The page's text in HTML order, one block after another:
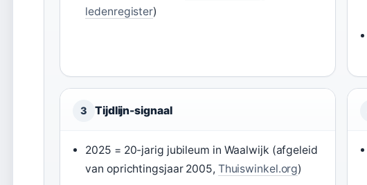
ledenregister)
3 Tijdlijn-signaal
2025 = 20-jarig jubileum in Waalwijk (afgeleid
van oprichtingsjaar 2005, Thuiswinkel.org)